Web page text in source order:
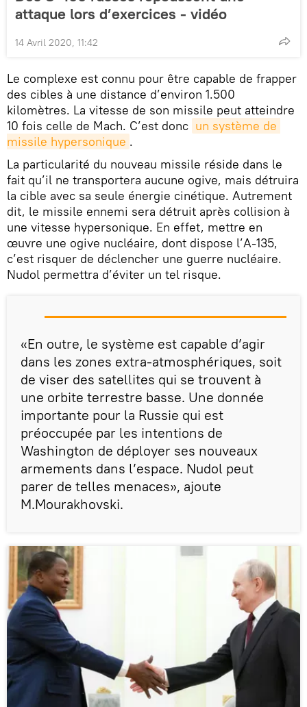
attaque lors d’exercices - vidéo
14 Avril 2020, 11:42
Le complexe est connu pour être capable de frapper
des cibles à une distance d’environ 1.500
kilomètres. La vitesse de son missile peut atteindre
10 fois celle de Mach. C’est donc un système de
missile hypersonique .
La particularité du nouveau missile réside dans le
fait qu’il ne transportera aucune ogive, mais détruira
la cible avec sa seule énergie cinétique. Autrement
dit, le missile ennemi sera détruit après collision à
une vitesse hypersonique. En effet, mettre en
œuvre une ogive nucléaire, dont dispose l’A-135,
c’est risquer de déclencher une guerre nucléaire.
Nudol permettra d’éviter un tel risque.
«En outre, le système est capable d’agir
dans les zones extra-atmosphériques, soit
de viser des satellites qui se trouvent à
une orbite terrestre basse. Une donnée
importante pour la Russie qui est
préoccupée par les intentions de
Washington de déployer ses nouveaux
armements dans l’espace. Nudol peut
parer de telles menaces», ajoute
M.Mourakhovski.